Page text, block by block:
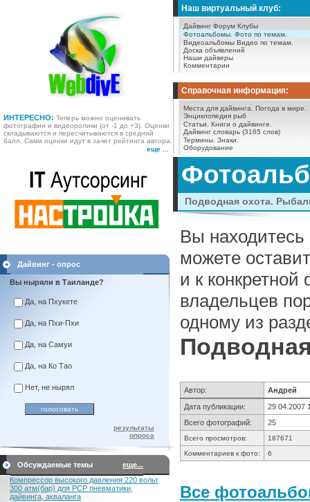
ИНТЕРЕСНО: Теперь можно оценивать
фотографии и видеоролики (от -1 до +3). Оценки
складываются и пересчитываются в средний
балл. Сами оценки идут в зачет рейтинга автора.
еще ...
Наш виртуальный клуб:
Дайвинг Форум Клубы
Фотоальбомы. Фото по темам.
Видеоальбомы Видео по темам.
Доска объявлений
Наши дайверы
Комментарии
Справочная информация:
Места для дайвинга.
Погода в мире.
Энциклопедия рыб
Статьи.
Книги о дайвинге.
Дайвинг словарь (3165 слов)
Термины. Знаки.
Оборудование
Дайвинг - опрос
Вы ныряли в Таиланде?
Да, на Пхукете
Да, на Пхи-Пхи
Да, на Самуи
Да, на Ко Тао
Нет, не нырял
результаты
опроса
Обсуждаемые темы
еще...
Компрессор высокого давления 220 вольт
300 атм(бар) для PCP пневматики,
дайвинга, акваланга
Подводная охота.
Вы
можете
и к
владельцев
одному из
Автор:
Андрей
Дата публикации:
29.04.2007
Всего фотографий:
25
Всего просмотров:
187671
Комментариев к фото:
6
Все